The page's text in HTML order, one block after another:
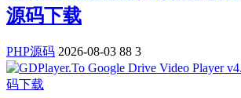
源码下载
PHP源码 2026-08-03 88 3